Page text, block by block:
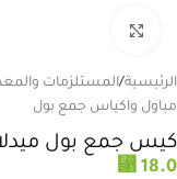
الرئيسية/المستلزمات
مباول واكياس جمع بول
كيس جمع بول ميدلاين
⃁ 18.0